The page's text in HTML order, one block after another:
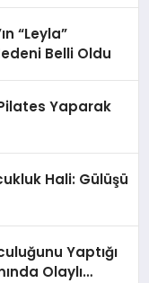
“Leyla”
Belli Oldu
Yaparak
Hali: Gülüşü
Yaptığı
Olaylı